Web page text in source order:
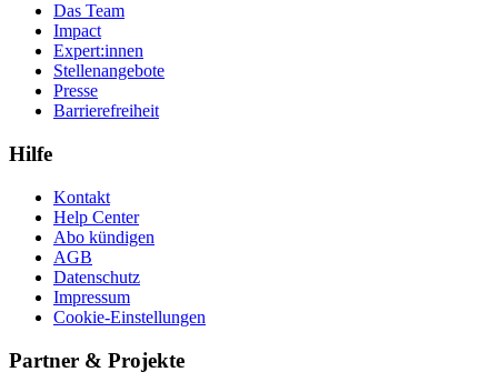
Das Team
Impact
Expert:innen
Stellenangebote
Presse
Barrierefreiheit
Hilfe
Kontakt
Help Center
Abo kündigen
AGB
Datenschutz
Impressum
Cookie-Einstellungen
Partner & Projekte